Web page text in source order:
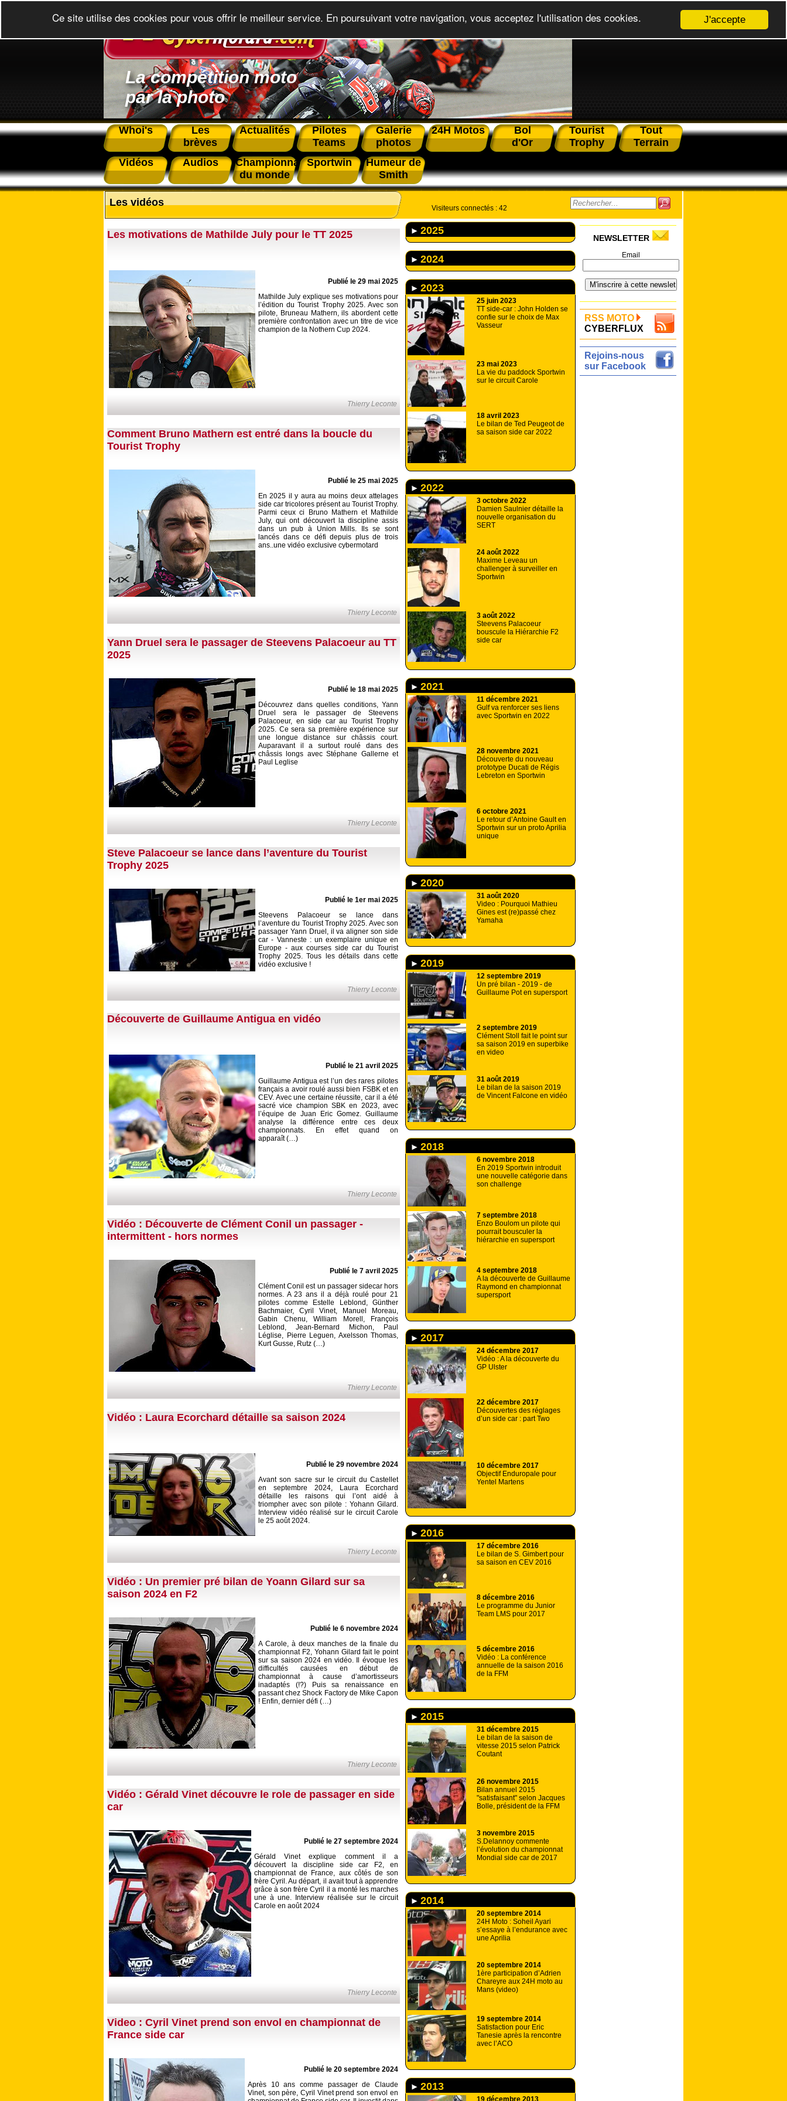
La compétition moto
par la photo
Whoi's
Les
brèves
Actualités
Pilotes
Teams
Galerie
photos
24H Motos
Bol
d'Or
Tourist
Trophy
Tout
Terrain
Vidéos
Audios
Championnat
du monde
Sportwin
Humeur de
Smith
Les vidéos
Les motivations de Mathilde July pour le TT 2025
Publié le 29 mai 2025
Mathilde July explique ses motivations pour
l’édition du Tourist Trophy 2025. Avec son
pilote, Bruneau Mathern, ils abordent cette
première confrontation avec un titre de vice
champion de la Nothern Cup 2024.
Thierry Leconte
Comment Bruno Mathern est entré dans la boucle du
Tourist Trophy
Publié le 25 mai 2025
En 2025 il y aura au moins deux attelages
side car tricolores présent au Tourist Trophy.
Parmi ceux ci Bruno Mathern et Mathilde
July, qui ont découvert la discipline assis
dans un pub à Union Mills. Ils se sont
lancés dans ce défi depuis plus de trois
ans..une vidéo exclusive cybermotard
Thierry Leconte
Yann Druel sera le passager de Steevens Palacoeur au TT
2025
Publié le 18 mai 2025
Découvrez dans quelles conditions, Yann
Druel sera le passager de Steevens
Palacoeur, en side car au Tourist Trophy
2025. Ce sera sa première expérience sur
une longue distance sur châssis court.
Auparavant il a surtout roulé dans des
châssis longs avec Stéphane Gallerne et
Paul Leglise
Thierry Leconte
Steve Palacoeur se lance dans l’aventure du Tourist
Trophy 2025
Publié le 1er mai 2025
Steevens Palacoeur se lance dans
l’aventure du Tourist Trophy 2025. Avec son
passager Yann Druel, il va aligner son side
car - Vanneste : un exemplaire unique en
Europe - aux courses side car du Tourist
Trophy 2025. Tous les détails dans cette
vidéo exclusive !
Thierry Leconte
Découverte de Guillaume Antigua en vidéo
Publié le 21 avril 2025
Guillaume Antigua est l’un des rares pilotes
français a avoir roulé aussi bien FSBK et en
CEV. Avec une certaine réussite, car il a été
sacré vice champion SBK en 2023, avec
l’équipe de Juan Eric Gomez. Guillaume
analyse la différence entre ces deux
championnats. En effet quand on
apparaît (…)
Thierry Leconte
Vidéo : Découverte de Clément Conil un passager -
intermittent - hors normes
Publié le 7 avril 2025
Clément Conil est un passager sidecar hors
normes. A 23 ans il a déjà roulé pour 21
pilotes comme Estelle Leblond, Günther
Bachmaier, Cyril Vinet, Manuel Moreau,
Gabin Chenu, William Morell, François
Leblond, Jean-Bernard Michon, Paul
Léglise, Pierre Leguen, Axelsson Thomas,
Kurt Gusse, Rutz (…)
Thierry Leconte
Vidéo : Laura Ecorchard détaille sa saison 2024
Publié le 29 novembre 2024
Avant son sacre sur le circuit du Castellet
en septembre 2024, Laura Ecorchard
détaille les raisons qui l’ont aidé à
triompher avec son pilote : Yohann Gilard.
Interview vidéo réalisé sur le circuit Carole
le 25 août 2024.
Thierry Leconte
Vidéo : Un premier pré bilan de Yoann Gilard sur sa
saison 2024 en F2
Publié le 6 novembre 2024
A Carole, à deux manches de la finale du
championnat F2, Yohann Gilard fait le point
sur sa saison 2024 en vidéo. Il évoque les
difficultés causées en début de
championnat à cause d’amortisseurs
inadaptés (!?) Puis sa renaissance en
passant chez Shock Factory de Mike Capon
! Enfin, dernier défi (…)
Thierry Leconte
Vidéo : Gérald Vinet découvre le role de passager en side
car
Publié le 27 septembre 2024
Gérald Vinet explique comment il a
découvert la discipline side car F2, en
championnat de France, aux côtés de son
frère Cyril. Au départ, il avait tout à apprendre
grâce à son frère Cyril il a monté les marches
une à une. Interview réalisée sur le circuit
Carole en août 2024
Thierry Leconte
Video : Cyril Vinet prend son envol en championnat de
France side car
Publié le 20 septembre 2024
Après 10 ans comme passager de Claude
Vinet, son père, Cyril Vinet prend son envol en
Visiteurs connectés : 42
2025
2024
2023
25 juin 2023
TT side-car : John Holden se
confie sur le choix de Max
Vasseur
23 mai 2023
La vie du paddock Sportwin
sur le circuit Carole
18 avril 2023
Le bilan de Ted Peugeot de
sa saison side car 2022
2022
3 octobre 2022
Damien Saulnier détaille la
nouvelle organisation du
SERT
24 août 2022
Maxime Leveau un
challenger à surveiller en
Sportwin
3 août 2022
Steevens Palacoeur
bouscule la Hiérarchie F2
side car
2021
11 décembre 2021
Gulf va renforcer ses liens
avec Sportwin en 2022
28 novembre 2021
Découverte du nouveau
prototype Ducati de Régis
Lebreton en Sportwin
6 octobre 2021
Le retour d’Antoine Gault en
Sportwin sur un proto Aprilia
unique
2020
31 août 2020
Video : Pourquoi Mathieu
Gines est (re)passé chez
Yamaha
2019
12 septembre 2019
Un pré bilan - 2019 - de
Guillaume Pot en supersport
2 septembre 2019
Clément Stoll fait le point sur
sa saison 2019 en superbike
en video
31 août 2019
Le bilan de la saison 2019
de Vincent Falcone en vidéo
2018
6 novembre 2018
En 2019 Sportwin introduit
une nouvelle catégorie dans
son challenge
7 septembre 2018
Enzo Boulom un pilote qui
pourrait bousculer la
hiérarchie en supersport
4 septembre 2018
A la découverte de Guillaume
Raymond en championnat
supersport
2017
24 décembre 2017
Vidéo : A la découverte du
GP Ulster
22 décembre 2017
Découvertes des réglages
d’un side car : part Two
10 décembre 2017
Objectif Enduropale pour
Yentel Martens
2016
17 décembre 2016
Le bilan de S. Gimbert pour
sa saison en CEV 2016
8 décembre 2016
Le programme du Junior
Team LMS pour 2017
5 décembre 2016
Vidéo : La conférence
annuelle de la saison 2016
de la FFM
2015
31 décembre 2015
Le bilan de la saison de
vitesse 2015 selon Patrick
Coutant
26 novembre 2015
Bilan annuel 2015
"satisfaisant" selon Jacques
Bolle, président de la FFM
3 novembre 2015
S.Delannoy commente
l’évolution du championnat
Mondial side car de 2017
2014
20 septembre 2014
24H Moto : Soheil Ayari
s’essaye à l’endurance avec
une Aprilia
20 septembre 2014
1ère participation d’Adrien
Chareyre aux 24H moto au
Mans (video)
19 septembre 2014
Satisfaction pour Eric
Tanesie après la rencontre
avec l’ACO
2013
19 décembre 2013
NEWSLETTER
Email
RSS MOTO
CYBERFLUX
Rejoins-nous
sur Facebook
J'accepte
Ce site utilise des cookies pour vous offrir le meilleur service. En poursuivant votre navigation, vous acceptez l'utilisation des cookies.